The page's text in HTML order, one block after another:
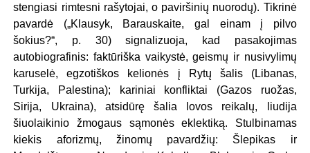
stengiasi rimtesni rašytojai, o paviršinių nuorodų). Tikrinė
pavardė („Klausyk, Barauskaite, gal einam į pilvo
šokius?“, p. 30) signalizuoja, kad pasakojimas
autobiografinis: faktūriška vaikystė, geismų ir nusivylimų
karuselė, egzotiškos kelionės į Rytų šalis (Libanas,
Turkija, Palestina); kariniai konfliktai (Gazos ruožas,
Sirija, Ukraina), atsidūrę šalia lovos reikalų, liudija
šiuolaikinio žmogaus sąmonės eklektiką. Stulbinamas
kiekis aforizmų, žinomų pavardžių: Šlepikas ir